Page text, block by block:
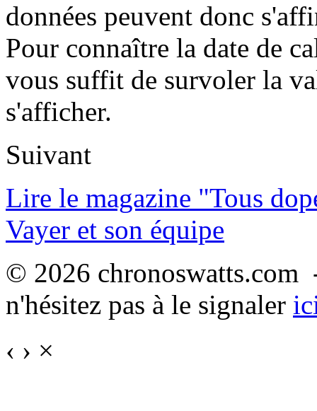
données peuvent donc
Pour connaître la date de
vous suffit de survoler la
s'afficher.
Suivant
Lire le magazine "Tous
Vayer et son équipe
© 2026
n'hésitez pas à le signaler
‹ › ×